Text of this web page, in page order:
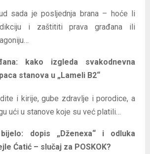
sada je posljednja brana – hoće li
i zaštititi prava građana ili
kako izgleda svakodnevna
stanova u „Lameli B2“
i kirije, gube zdravlje i porodice, a
ući u stanove koje su već platili…
dopis „Dženexa“ i odluka
Ćatić – slučaj za POSKOK?